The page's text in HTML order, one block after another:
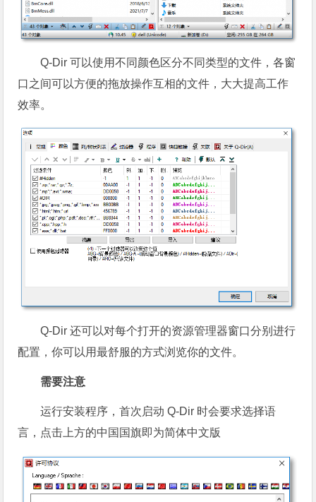
Q-Dir 可以使用不同颜色区分不同类型的文件，各窗
口之间可以方便的拖放操作互相的文件，大大提高工作
效率。
Q-Dir 还可以对每个打开的资源管理器窗口分别进行
配置，你可以用最舒服的方式浏览你的文件。
需要注意
运行安装程序，首次启动 Q-Dir 时会要求选择语
言，点击上方的中国国旗即为简体中文版